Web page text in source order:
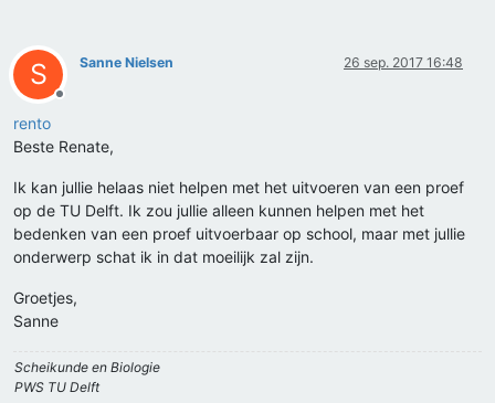
S
Offline
Sanne Nielsen 26 sep. 2017 16:48
rento
Beste Renate,
Ik kan jullie helaas niet helpen met het uitvoeren van een proef
op de TU Delft. Ik zou jullie alleen kunnen helpen met het
bedenken van een proef uitvoerbaar op school, maar met jullie
onderwerp schat ik in dat moeilijk zal zijn.
Groetjes,
Sanne
Scheikunde en Biologie
PWS TU Delft